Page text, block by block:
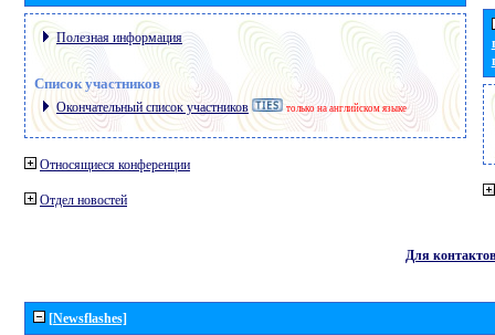
Полезная информация
Список участников
Окончательный список участников только на английском языке
Относящиеся конференции
Отдел новостей
Для контактов
[Newsflashes]